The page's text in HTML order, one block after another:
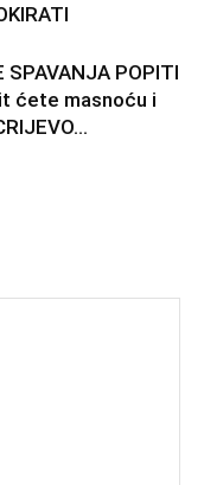
SPAVANJA POPITI
ćete masnoću i